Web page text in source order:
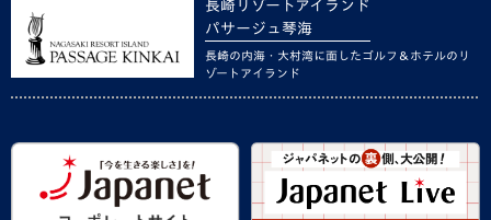
長崎リゾートアイランド
パサージュ琴海
長崎の内海・大村湾に面したゴルフ＆ホテルのリ
ゾートアイランド